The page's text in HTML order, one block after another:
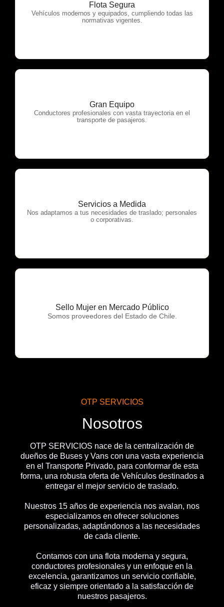
Flota Segura
Vehículos modernos y equipados, cumpliendo todas las
normativas vigentes.
OTP Servicios
Gran Equipo
Conductores profesionales con vasta trayectoria en el
transporte de pasajeros.
OTP Servicios
Servicios a Medida
Nos adaptamos a tus necesidades de traslado; personales
o corporativas.
OTP Servicios
Sello Mujer en Mercado Público
Somos proveedores del Estado de Chile.
OTP Servicios
OTP SERVICIOS
Nosotros
OTP SERVICIOS nace de la centralización de
dueños de Buses y Vans con una vasta experiencia
en el Transporte Privado, para conformar de esta
forma, una robusta oferta de Vehículos destinados a
entregar el mejor servicio de traslado.
Nuestros 15 años de experiencia nos avalan, nos
especializamos en ofrecer soluciones
personalizadas, adaptándonos a las necesidades
de cada cliente.
Contamos con una flota moderna y segura,
conductores profesionales y un enfoque en la
excelencia, garantizamos un servicio confiable,
eficaz y siempre orientado a la satisfacción de
nuestros pasajeros.